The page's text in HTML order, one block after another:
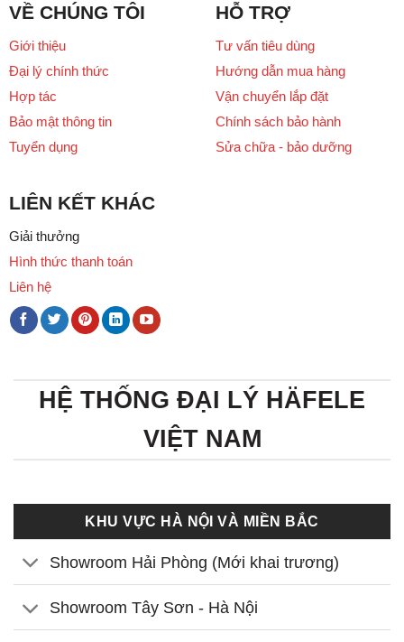
VỀ CHÚNG TÔI
Giới thiệu
Đại lý chính thức
Hợp tác
Bảo mật thông tin
Tuyển dụng
HỖ TRỢ
Tư vấn tiêu dùng
Hướng dẫn mua hàng
Vận chuyển lắp đặt
Chính sách bảo hành
Sửa chữa - bảo dưỡng
LIÊN KẾT KHÁC
Giải thưởng
Hình thức thanh toán
Liên hệ
HỆ THỐNG ĐẠI LÝ HÄFELE
VIỆT NAM
KHU VỰC HÀ NỘI VÀ MIỀN BẮC
Showroom Hải Phòng (Mới khai trương)
Showroom Tây Sơn - Hà Nội